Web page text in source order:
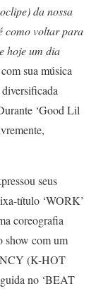
da nossa
como voltar para
hoje um dia
sua música
diversificada
‘Good Lil
seus
título ‘WORK’
coreografia
show com um
(K-HOT
no ‘BEAT